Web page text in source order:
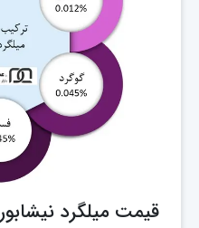
قیمت میلگرد نیشابور